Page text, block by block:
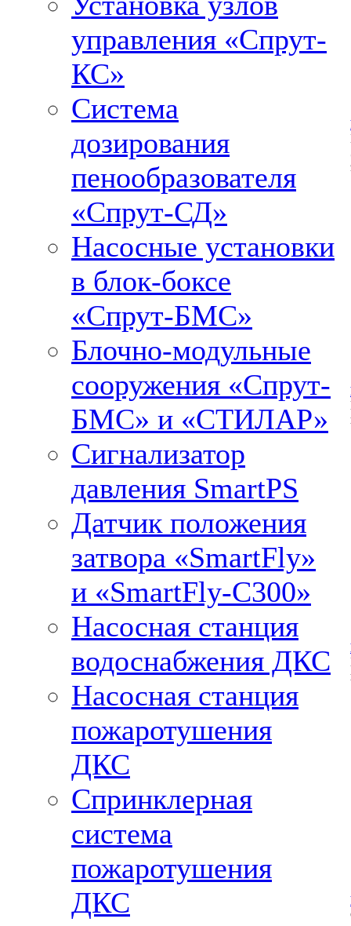
управления «Спрут-
КС»
Система
дозирования
пенообразователя
«Спрут-СД»
Насосные установки
в блок-боксе
«Спрут-БМС»
Блочно-модульные
сооружения «Спрут-
БМС» и «СТИЛАР»
Сигнализатор
давления SmartPS
Датчик положения
затвора «SmartFly»
и «SmartFly-С300»
Насосная станция
водоснабжения ДКС
Насосная станция
пожаротушения
ДКС
Спринклерная
система
пожаротушения
ДКС